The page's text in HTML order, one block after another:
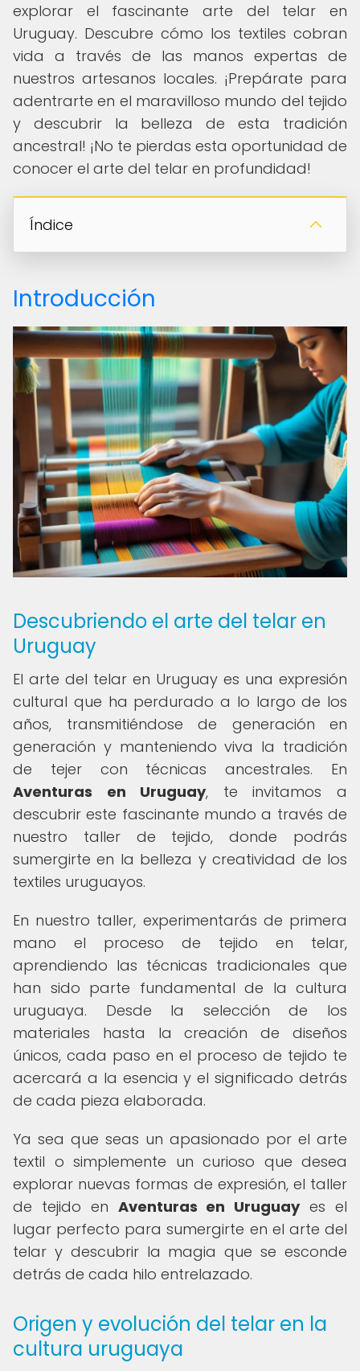
explorar el fascinante arte del telar en
Uruguay. Descubre cómo los textiles cobran
vida a través de las manos expertas de
nuestros artesanos locales. ¡Prepárate para
adentrarte en el maravilloso mundo del tejido
y descubrir la belleza de esta tradición
ancestral! ¡No te pierdas esta oportunidad de
conocer el arte del telar en profundidad!
Índice
Introducción
Descubriendo el arte del telar en
Uruguay
El arte del telar en Uruguay es una expresión
cultural que ha perdurado a lo largo de los
años, transmitiéndose de generación en
generación y manteniendo viva la tradición
de tejer con técnicas ancestrales. En
Aventuras en Uruguay, te invitamos a
descubrir este fascinante mundo a través de
nuestro taller de tejido, donde podrás
sumergirte en la belleza y creatividad de los
textiles uruguayos.
En nuestro taller, experimentarás de primera
mano el proceso de tejido en telar,
aprendiendo las técnicas tradicionales que
han sido parte fundamental de la cultura
uruguaya. Desde la selección de los
materiales hasta la creación de diseños
únicos, cada paso en el proceso de tejido te
acercará a la esencia y el significado detrás
de cada pieza elaborada.
Ya sea que seas un apasionado por el arte
textil o simplemente un curioso que desea
explorar nuevas formas de expresión, el taller
de tejido en Aventuras en Uruguayes el
lugar perfecto para sumergirte en el arte del
telar y descubrir la magia que se esconde
detrás de cada hilo entrelazado.
Origen y evolución del telar en la
cultura uruguaya